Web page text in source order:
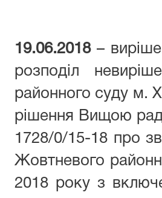
19.06.2018–
розподіл
районного суду м.
рішення Вищою
1728/0/15-18 про
Жовтневого
2018 року з